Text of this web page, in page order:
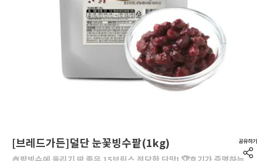
[브레드가든]덜단 눈꽃빙수팥(1kg)